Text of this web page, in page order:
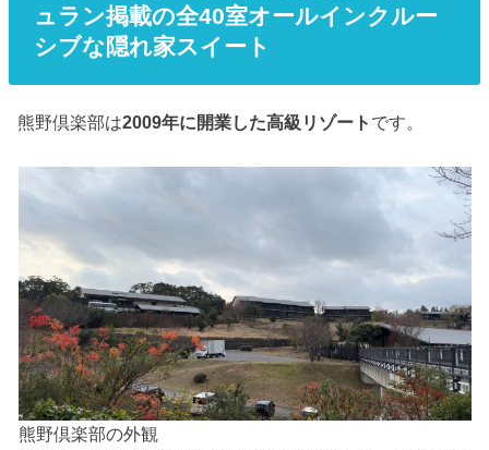
ュラン掲載の全40室オールインクルー
シブな隠れ家スイート
熊野倶楽部は2009年に開業した高級リゾート です。
熊野倶楽部の外観